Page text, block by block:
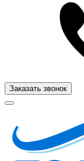
Заказать звонок